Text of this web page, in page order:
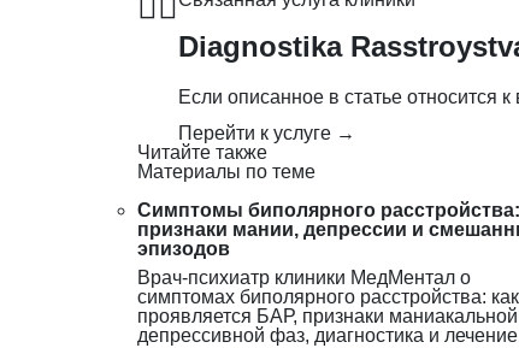
Diagnostika
Если описанное в статье относится
Перейти к услуге →
Читайте также
Материалы по теме
Симптомы биполярного расстройства:
признаки мании, депрессии и
эпизодов
Врач-психиатр клиники МедМентал о
симптомах биполярного расстройства: как
проявляется БАР, признаки
депрессивной фаз, диагностика и